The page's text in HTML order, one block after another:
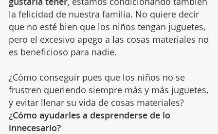
la felicidad de nuestra familia. No quiere decir
que no esté bien que los niños tengan juguetes,
pero el excesivo apego a las cosas materiales no
es beneficioso para nadie.
¿Cómo conseguir pues que los niños no se
frustren queriendo siempre más y más juguetes,
y evitar llenar su vida de cosas materiales?
¿Cómo ayudarles a desprenderse de lo
innecesario?